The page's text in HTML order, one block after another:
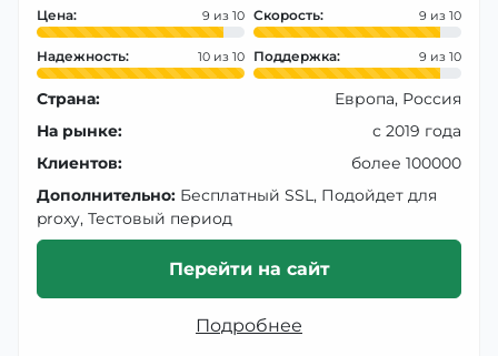
Цена: 9 Скорость: 9
Надежность: 10 Поддержка: 9
Страна:
Европа, Россия
На рынке:
с 2019 года
Клиентов:
более 100000
Дополнительно: Бесплатный SSL, Подойдет для
proxy, Тестовый период
Перейти на сайт
Подробнее